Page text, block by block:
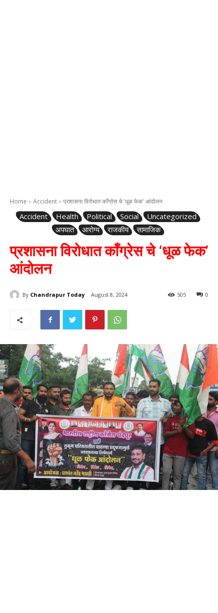
Home Accident प्रशासना विरोधात काँग्रेस चे 'धूळ फेक' आंदोलन
Accident Health Political Social
Uncategorized
अपघात
आरोग्य राजकीय सामाजिक
प्रशासना विरोधात काँग्रेस चे ‘धूळ फेक’
आंदोलन
By Chandrapur Today August 8, 2024 0
505